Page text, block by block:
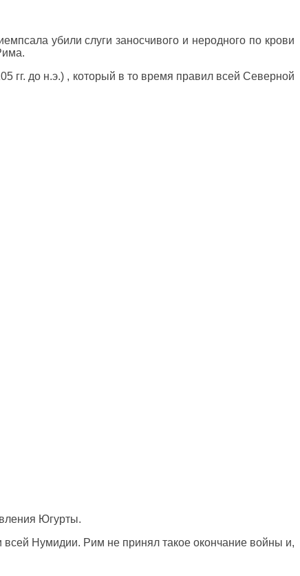
убили слуги заносчивого и неродного по крови
гг. до н.э.) , который в то время правил всей Северной
Югурты.
Нумидии. Рим не принял такое окончание войны и,